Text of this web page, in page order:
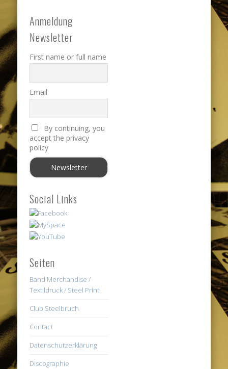
Anmeldung
Newsletter
First name or full name
Email
By continuing, you
accept the privacy
policy
Social Links
Seiten
Band Merchandise /
Textildruck / Steel Print
Club Steelbruch
Contact
Datenschutzerklärung
Discographie